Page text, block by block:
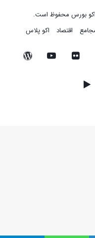
اقتصاد اکو پلاس
لینکداین تصاویر
یوتیوب